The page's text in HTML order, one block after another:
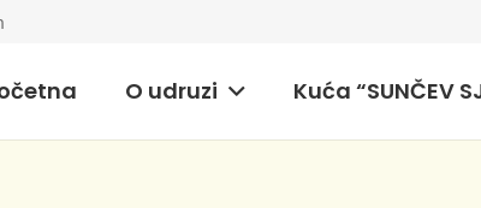
O udruzi Kuća “SUNČEV